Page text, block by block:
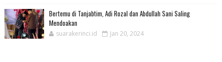
Bertemu di Tanjabtim, Adi Rozal dan Abdullah Sani Saling
Mendoakan
suarakerinci.id Jan 20, 2024